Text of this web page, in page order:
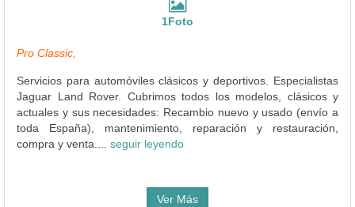
1Foto
Pro Classic,
Servicios para automóviles clásicos y deportivos. Especialistas
Jaguar Land Rover. Cubrimos todos los modelos, clásicos y
actuales y sus necesidades: Recambio nuevo y usado (envío a
toda España), mantenimiento, reparación y restauración,
compra y venta.... seguir leyendo
Ver Más